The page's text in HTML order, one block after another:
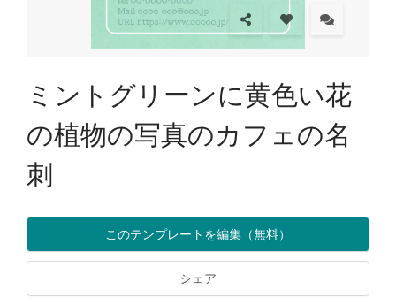
ミントグリーンに黄色い花
の植物の写真のカフェの名
刺
このテンプレートを編集（無料）
シェア